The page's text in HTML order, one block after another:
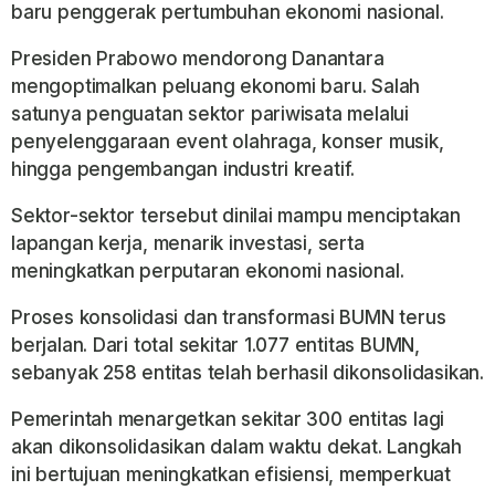
baru penggerak pertumbuhan ekonomi nasional.
Presiden Prabowo mendorong Danantara
mengoptimalkan peluang ekonomi baru. Salah
satunya penguatan sektor pariwisata melalui
penyelenggaraan event olahraga, konser musik,
hingga pengembangan industri kreatif.
Sektor-sektor tersebut dinilai mampu menciptakan
lapangan kerja, menarik investasi, serta
meningkatkan perputaran ekonomi nasional.
Proses konsolidasi dan transformasi BUMN terus
berjalan. Dari total sekitar 1.077 entitas BUMN,
sebanyak 258 entitas telah berhasil dikonsolidasikan.
Pemerintah menargetkan sekitar 300 entitas lagi
akan dikonsolidasikan dalam waktu dekat. Langkah
ini bertujuan meningkatkan efisiensi, memperkuat